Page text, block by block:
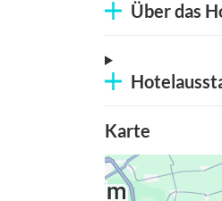
Über das
Karte